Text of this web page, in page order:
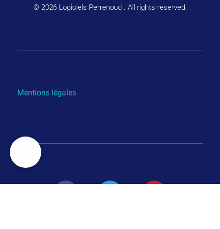
© 2026 Logiciels Perrenoud . All rights reserved.
Mentions légales